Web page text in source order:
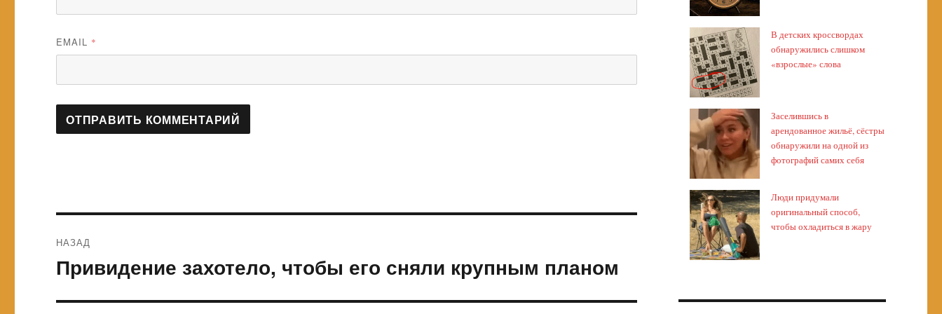
EMAIL *
по
НАЗАД
Предыдущая
запись:
Привидение захотело, чтобы его сняли крупным планом
В детских кроссвордах
обнаружились слишком
«взрослые» слова
Заселившись в
арендованное жильё, сёстры
обнаружили на одной из
фотографий самих себя
Люди придумали
оригинальный способ,
чтобы охладиться в жару